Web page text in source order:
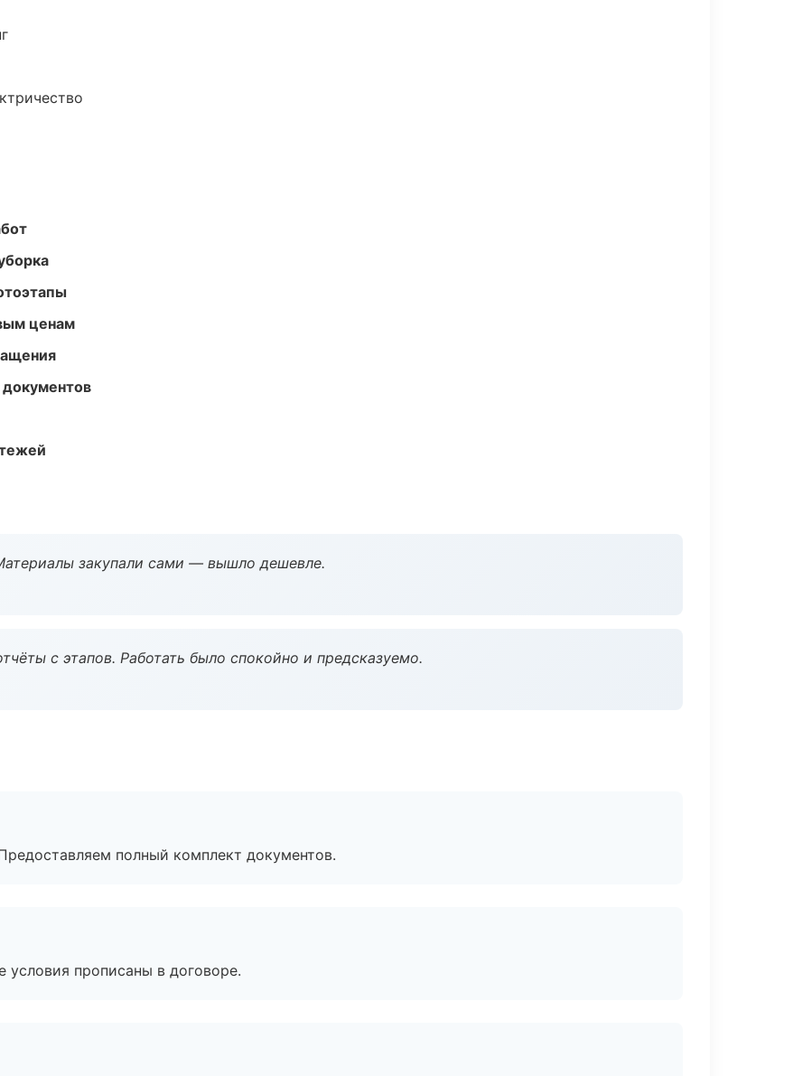
ценам
закупали сами — вышло дешевле.
с этапов. Работать было спокойно и предсказуемо.
полный комплект документов.
прописаны в договоре.